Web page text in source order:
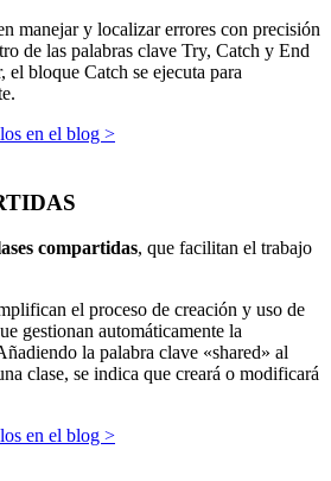
manejar y localizar errores con precisión
de las palabras clave Try, Catch y End
el bloque Catch se ejecuta para
en el blog >
compartidas, que facilitan el trabajo
el proceso de creación y uso de
gestionan automáticamente la
la palabra clave «shared» al
clase, se indica que creará o modificará
en el blog >